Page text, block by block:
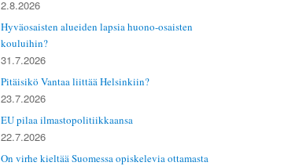
2.8.2026
Hyväosaisten alueiden lapsia huono-osaisten
kouluihin?
31.7.2026
Pitäisikö Vantaa liittää Helsinkiin?
23.7.2026
EU pilaa ilmastopolitiikkaansa
22.7.2026
On virhe kieltää Suomessa opiskelevia ottamasta